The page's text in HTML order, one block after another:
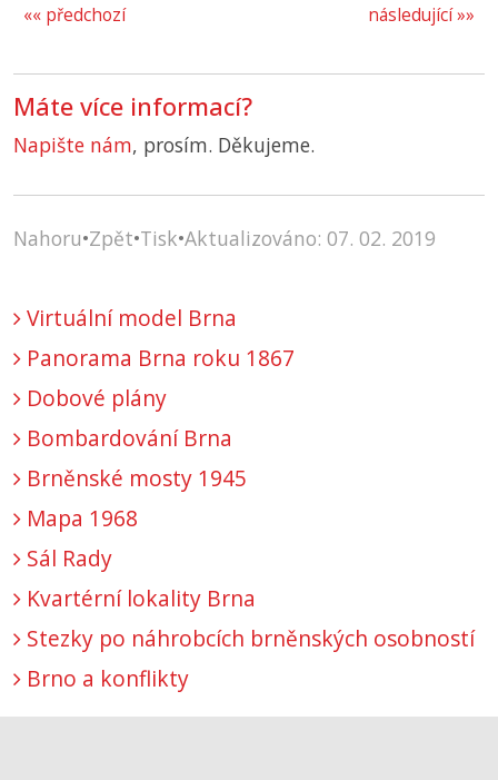
následující »»
«« předchozí
Máte více informací?
Napište nám, prosím. Děkujeme.
Nahoru•Zpět•Tisk•Aktualizováno: 07. 02. 2019
Virtuální model Brna
Panorama Brna roku 1867
Dobové plány
Bombardování Brna
Brněnské mosty 1945
Mapa 1968
Sál Rady
Kvartérní lokality Brna
Stezky po náhrobcích brněnských osobností
Brno a konflikty